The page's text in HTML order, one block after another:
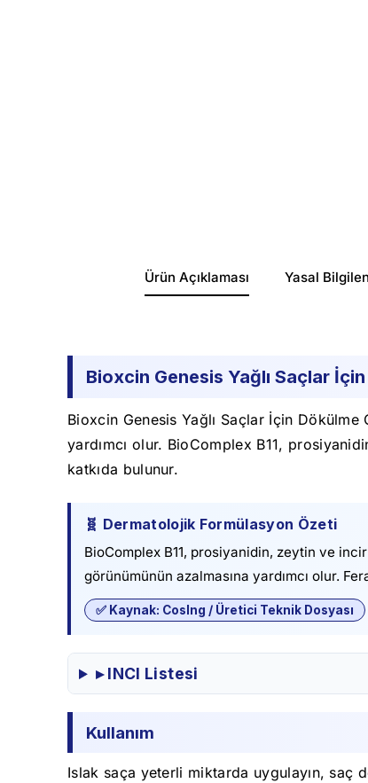
Ürün Açıklaması Yasal
Bioxcin Genesis Yağlı Saçlar
Bioxcin Genesis Yağlı Saçlar İçin
yardımcı olur. BioComplex B11,
katkıda bulunur.
🧬 Dermatolojik Formülasyon Özeti
BioComplex B11, prosiyanidin, zeytin ve
görünümünün azalmasına yardımcı olur.
✅ Kaynak: CosIng / Üretici Teknik Dosyası
▸ INCI Listesi
Kullanım
Islak saça yeterli miktarda uygulayın, saç